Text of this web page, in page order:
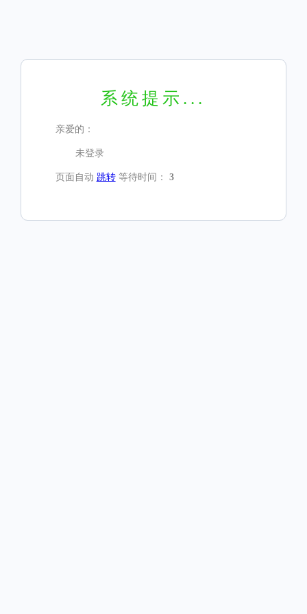
系统提示...
亲爱的：
未登录
页面自动 跳转等待时间： 3